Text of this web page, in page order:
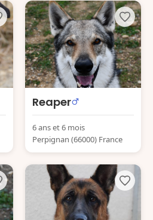
Reaper
6 ans et 6 mois
Perpignan (66000) France